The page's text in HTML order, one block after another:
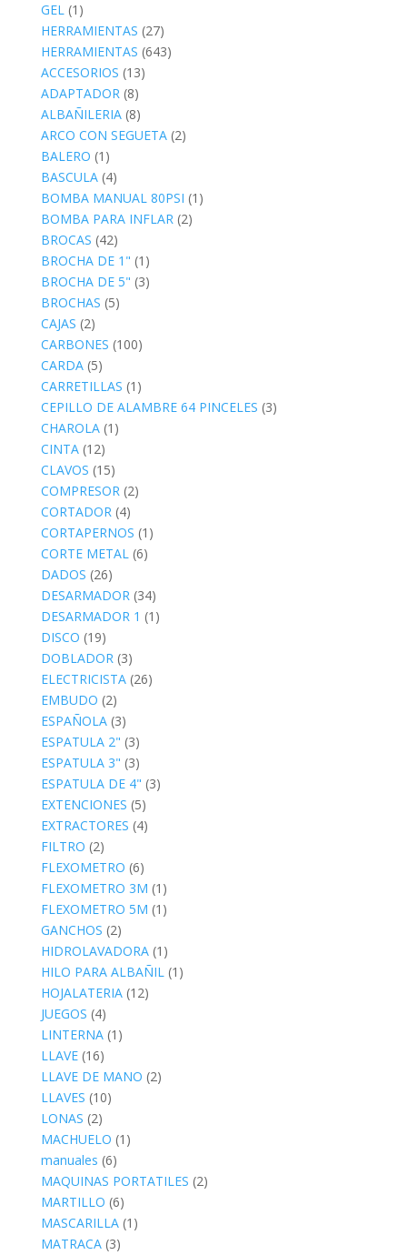
GEL (1)
HERRAMIENTAS (27)
HERRAMIENTAS (643)
ACCESORIOS (13)
ADAPTADOR (8)
ALBAÑILERIA (8)
ARCO CON SEGUETA (2)
BALERO (1)
BASCULA (4)
BOMBA MANUAL 80PSI (1)
BOMBA PARA INFLAR (2)
BROCAS (42)
BROCHA DE 1" (1)
BROCHA DE 5" (3)
BROCHAS (5)
CAJAS (2)
CARBONES (100)
CARDA (5)
CARRETILLAS (1)
CEPILLO DE ALAMBRE 64 PINCELES (3)
CHAROLA (1)
CINTA (12)
CLAVOS (15)
COMPRESOR (2)
CORTADOR (4)
CORTAPERNOS (1)
CORTE METAL (6)
DADOS (26)
DESARMADOR (34)
DESARMADOR 1 (1)
DISCO (19)
DOBLADOR (3)
ELECTRICISTA (26)
EMBUDO (2)
ESPAÑOLA (3)
ESPATULA 2" (3)
ESPATULA 3" (3)
ESPATULA DE 4" (3)
EXTENCIONES (5)
EXTRACTORES (4)
FILTRO (2)
FLEXOMETRO (6)
FLEXOMETRO 3M (1)
FLEXOMETRO 5M (1)
GANCHOS (2)
HIDROLAVADORA (1)
HILO PARA ALBAÑIL (1)
HOJALATERIA (12)
JUEGOS (4)
LINTERNA (1)
LLAVE (16)
LLAVE DE MANO (2)
LLAVES (10)
LONAS (2)
MACHUELO (1)
manuales (6)
MAQUINAS PORTATILES (2)
MARTILLO (6)
MASCARILLA (1)
MATRACA (3)